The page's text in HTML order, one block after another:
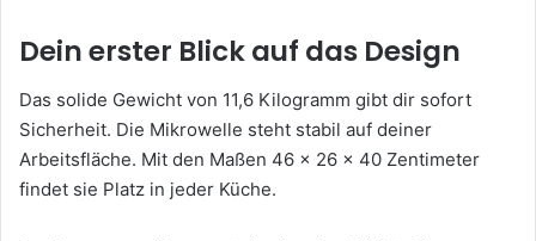
Dein erster Blick auf das Design
Das solide Gewicht von 11,6 Kilogramm gibt dir sofort
Sicherheit. Die Mikrowelle steht stabil auf deiner
Arbeitsfläche. Mit den Maßen 46 × 26 × 40 Zentimeter
findet sie Platz in jeder Küche.